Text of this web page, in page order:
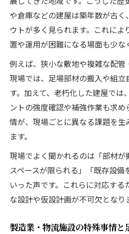
や倉庫などの建屋は築年数が古
ウトが多く見られます。これによ
置や運用が困難になる場面も少な
例えば、狭小な敷地や複雑な配管
現場では、足場部材の搬入や組立
す。加えて、老朽化した建屋では
ントの強度確認や補強作業も求
情が、現場ごとに異なる課題を生
ます。
現場でよく聞かれるのは「部材が
スペースが限られる」「既存設備
いった声です。これらに対応する
な設計や仮設計画が不可欠となり
製造業・物流施設の特殊事情と